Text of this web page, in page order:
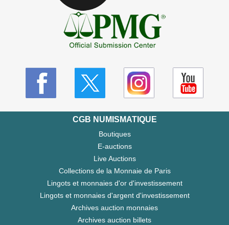
CGB NUMISMATIQUE
Boutiques
E-auctions
Live Auctions
Collections de la Monnaie de Paris
Lingots et monnaies d'or d'investissement
Lingots et monnaies d'argent d'investissement
Archives auction monnaies
Archives auction billets